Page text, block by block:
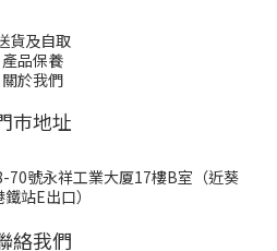
貨及自取
產品保養
關於我們
巿地址
70號永祥工業大厦17樓B室（近葵
站E出口）
絡我們